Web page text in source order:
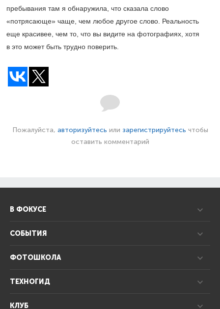
пребывания там я обнаружила, что сказала слово
«потрясающе» чаще, чем любое другое слово. Реальность
еще красивее, чем то, что вы видите на фотографиях, хотя
в это может быть трудно поверить.
Пожалуйста, авторизуйтесь или зарегистрируйтесь чтобы
оставить комментарий
В ФОКУСЕ
СОБЫТИЯ
ФОТОШКОЛА
ТЕХНОГИД
КЛУБ